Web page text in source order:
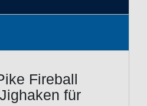
Fireball
für